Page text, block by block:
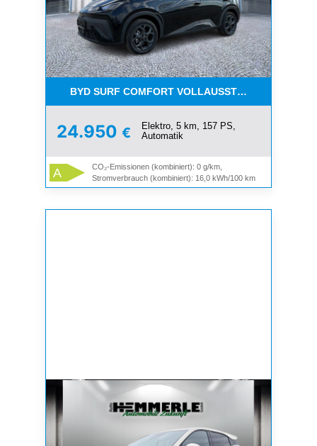
BYD SURF COMFORT VOLLAUSSTATTUNG !!!
24.950 €
Elektro, 5 km, 157 PS,
Automatik
A
CO₂-Emissionen (kombiniert): 0 g/km,
Stromverbrauch (kombiniert): 16,0 kWh/100 km